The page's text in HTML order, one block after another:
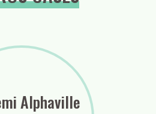
Alphaville